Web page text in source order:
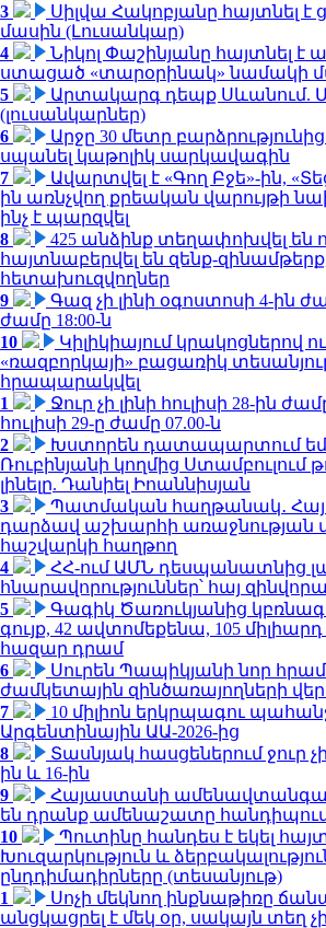
3
Սիլվա Հակոբյանը հայտնել է
մասին (Լուսանկար)
4
Նիկոլ Փաշինյանը հայտնել է
ստացած «տարօրինակ» նամակի
5
Արտակարգ դեպք Սևանում.
(լուսանկարներ)
6
Արջը 30 մետր
սպանել կաթոլիկ սարկավագին
7
Ավարտվել է «Գող Բջե»-ին,
ին առնչվող քրեական վարույթի
ինչ է պարզվել
8
425 անձինք տեղափոխվել են
հայտնաբերվել են զենք-
հետախուզվողներ
9
Գազ չի լինի օգոստոսի 4-ին
ժամը 18:00-ն
10
Կիլիկիայում կրակոցներով
«ռազբորկայի» բացառիկ
հրապարակվել
1
Ջուր չի լինի հուլիսի 28-ին
հուլիսի 29-ը ժամը 07.00-ն
2
Խստորեն դատապարտում եմ
Ռուբինյանի կողմից Ստամբուլում
լինելը. Դանիել Իոաննիսյան
3
Պատմական հաղթանակ․
դարձավ աշխարհի առաջնության
հաշվարկի հաղթող
4
ՀՀ-ում ԱՄՆ դեսպանատնից
հնարավորություններ՝ հայ
5
Գագիկ Ծառուկյանից
գույք, 42 ավտոմեքենա, 105 միլիարդ
հազար դրամ
6
Սուրեն Պապիկյանի նոր
ժամկետային զինծառայողների
7
10 միլիոն երկրպագու
Արգենտինային ԱԱ-2026-ից
8
Տասնյակ հասցեներում ջուր չի
ին և 16-ին
9
Հայաստանի
են դրանք ամենաշատը
10
Պուտինը հանդես է եկել
Խուզարկություն և
ընդդիմադիրները (տեսանյութ)
1
Սոչի մեկնող ինքնաթիռը
անցկացրել է մեկ օր, սակայն տեղ